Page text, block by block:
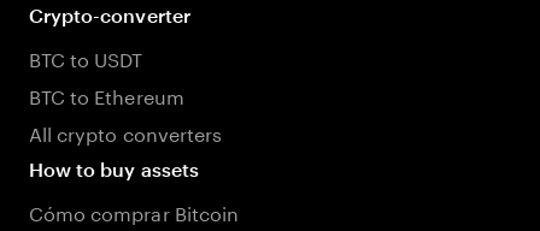
Crypto-converter
BTC to USDT
BTC to Ethereum
All crypto converters
How to buy assets
Cómo comprar Bitcoin